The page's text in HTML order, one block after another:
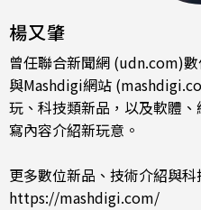
楊又肇
曾任聯合新聞網 (udn.com)
與Mashdigi網站
玩、科技類新品，以及軟體
寫內容介紹新玩意。
更多數位新品、技術介紹與科
https://mashdigi.com/